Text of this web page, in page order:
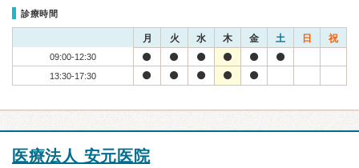
診療時間
月 火 水 木 金 土 日 祝
09:00-12:30
13:30-17:30
医療法人 安元医院